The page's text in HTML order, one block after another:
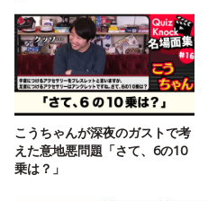
こうちゃんが深夜のガストで考
えた意地悪問題「さて、6の10
乗は？」